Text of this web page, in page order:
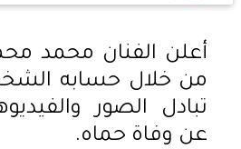
أعلن الفنان محمد
من خلال حسابه
تبادل الصور
عن وفاة حماه.